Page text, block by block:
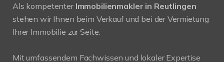
Als kompetenter Immobilienmakler in Reutlingen
stehen wir Ihnen beim Verkauf und bei der Vermietung
Ihrer Immobilie zur Seite.
Mit umfassendem Fachwissen und lokaler Expertise